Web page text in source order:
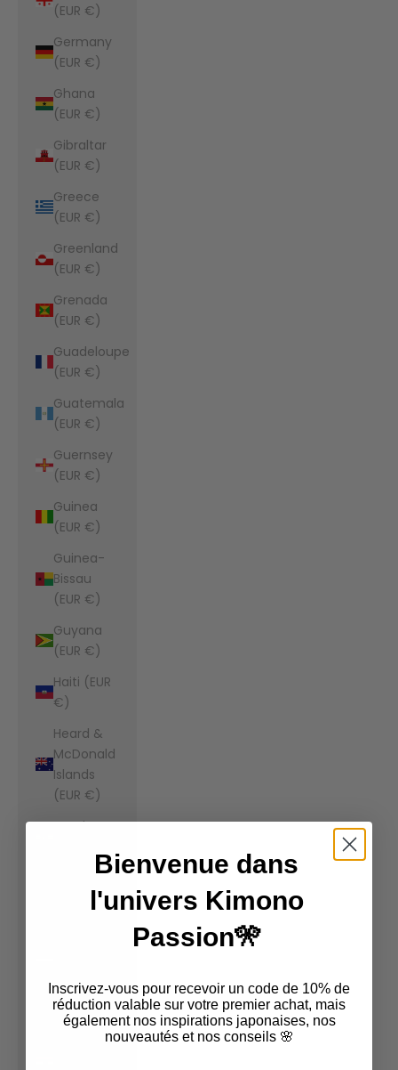
(EUR €)
Germany
(EUR €)
Ghana
(EUR €)
Gibraltar
(EUR €)
Greece
(EUR €)
Greenland
(EUR €)
Grenada
(EUR €)
Guadeloupe
(EUR €)
Guatemala
(EUR €)
Guernsey
(EUR €)
Guinea
(EUR €)
Guinea-
Bissau
(EUR €)
Guyana
(EUR €)
Haiti (EUR
€)
Heard &
McDonald
Islands
(EUR €)
Honduras
Hong Kong
SAR (EUR
Iceland
(EUR €)
Bienvenue dans
l'univers Kimono
Passion🎌
Inscrivez-vous pour recevoir un code de 10% de
réduction valable sur votre premier achat, mais
également nos inspirations japonaises, nos
nouveautés et nos conseils 🌸